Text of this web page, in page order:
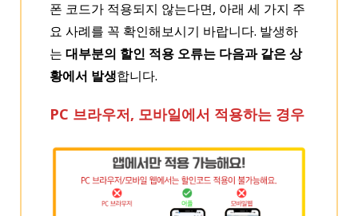
폰 코드가 적용되지 않는다면, 아래 세 가지 주
요 사례를 꼭 확인해보시기 바랍니다. 발생하
는 대부분의 할인 적용 오류는 다음과 같은 상
황에서 발생합니다.
PC 브라우저, 모바일에서 적용하는 경우